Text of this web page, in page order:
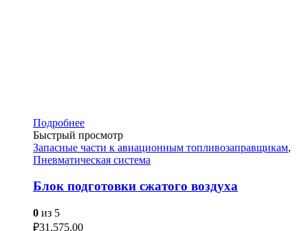
Подробнее
Быстрый просмотр
Запасные части к авиационным топливозаправщикам,
Пневматическая система
Блок подготовки сжатого воздуха
0 из 5
₽31,575.00